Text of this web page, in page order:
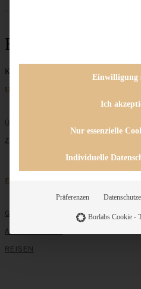
Beerenmuffins
Keine Beiträge gefunden
Unternehmen
ÜBER MICH
ZUSAMMENARBEIT
Entdecken
GRUNDLAGEN
ALLE REZEPTE
REISEN
Einwilligung
Ich
Nur essenzielle
Individuelle
Präferenzen
Borlabs Cookie -